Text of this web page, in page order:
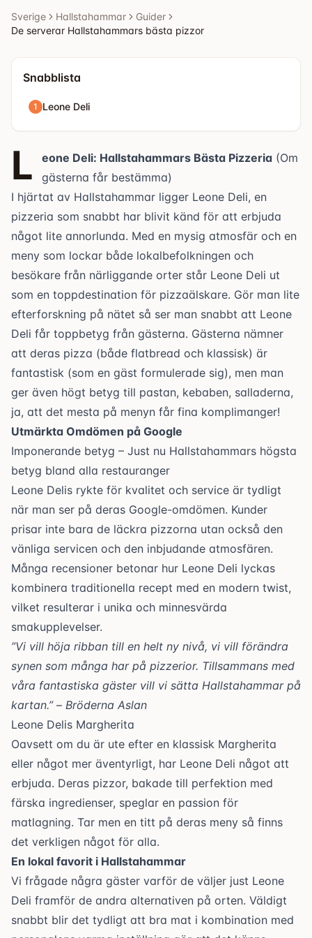
Sverige Hallstahammar
Guider
De serverar Hallstahammars bästa pizzor
Snabblista
1 Leone Deli
L eone Deli: Hallstahammars Bästa Pizzeria (Om
gästerna får bestämma)
I hjärtat av Hallstahammar ligger Leone Deli, en
pizzeria som snabbt har blivit känd för att erbjuda
något lite annorlunda. Med en mysig atmosfär och en
meny som lockar både lokalbefolkningen och
besökare från närliggande orter står Leone Deli ut
som en toppdestination för pizzaälskare. Gör man lite
efterforskning på nätet så ser man snabbt att Leone
Deli får toppbetyg från gästerna. Gästerna nämner
att deras pizza (både flatbread och klassisk) är
fantastisk (som en gäst formulerade sig), men man
ger även högt betyg till pastan, kebaben, salladerna,
ja, att det mesta på menyn får fina komplimanger!
Utmärkta Omdömen på Google
Imponerande betyg – Just nu Hallstahammars högsta
betyg bland alla restauranger
Leone Delis rykte för kvalitet och service är tydligt
när man ser på deras Google-omdömen. Kunder
prisar inte bara de läckra pizzorna utan också den
vänliga servicen och den inbjudande atmosfären.
Många recensioner betonar hur Leone Deli lyckas
kombinera traditionella recept med en modern twist,
vilket resulterar i unika och minnesvärda
smakupplevelser.
”Vi vill höja ribban till en helt ny nivå, vi vill förändra
synen som många har på pizzerior. Tillsammans med
våra fantastiska gäster vill vi sätta Hallstahammar på
kartan.”– Bröderna Aslan
Leone Delis Margherita
Oavsett om du är ute efter en klassisk Margherita
eller något mer äventyrligt, har Leone Deli något att
erbjuda. Deras pizzor, bakade till perfektion med
färska ingredienser, speglar en passion för
matlagning. Tar men en titt på deras meny så finns
det verkligen något för alla.
En lokal favorit i Hallstahammar
Vi frågade några gäster varför de väljer just Leone
Deli framför de andra alternativen på orten. Väldigt
snabbt blir det tydligt att bra mat i kombination med